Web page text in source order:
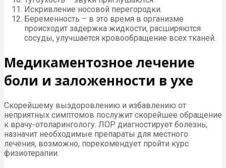
Искривление носовой перегородки.
Беременность – в это время в организме
происходит задержка жидкости, расширяются
сосуды, улучшается кровообращение всех тканей.
Медикаментозное лечение
боли и заложенности в ухе
Скорейшему выздоровлению и избавлению от
неприятных симптомов послужит скорейшее обращение
к врачу-отоларингологу. ЛОР диагностирует болезнь,
назначит необходимые препараты для местного
лечения, возможно, порекомендует пройти курс
физиотерапии.